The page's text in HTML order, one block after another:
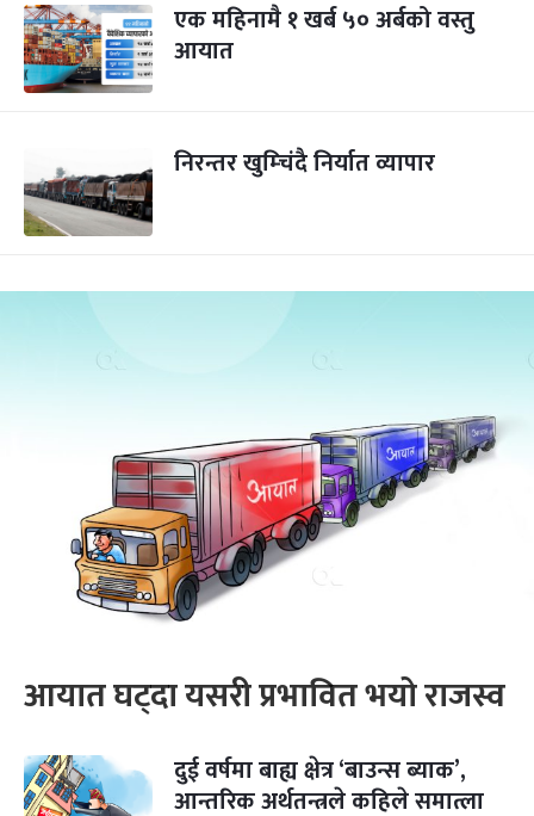
एक महिनामै १ खर्ब ५० अर्बको वस्तु
आयात
निरन्तर खुम्चिंदै निर्यात व्यापार
आयात घट्दा यसरी प्रभावित भयो राजस्व
दुई वर्षमा बाह्य क्षेत्र ‘बाउन्स ब्याक’,
आन्तरिक अर्थतन्त्रले कहिले समात्ला